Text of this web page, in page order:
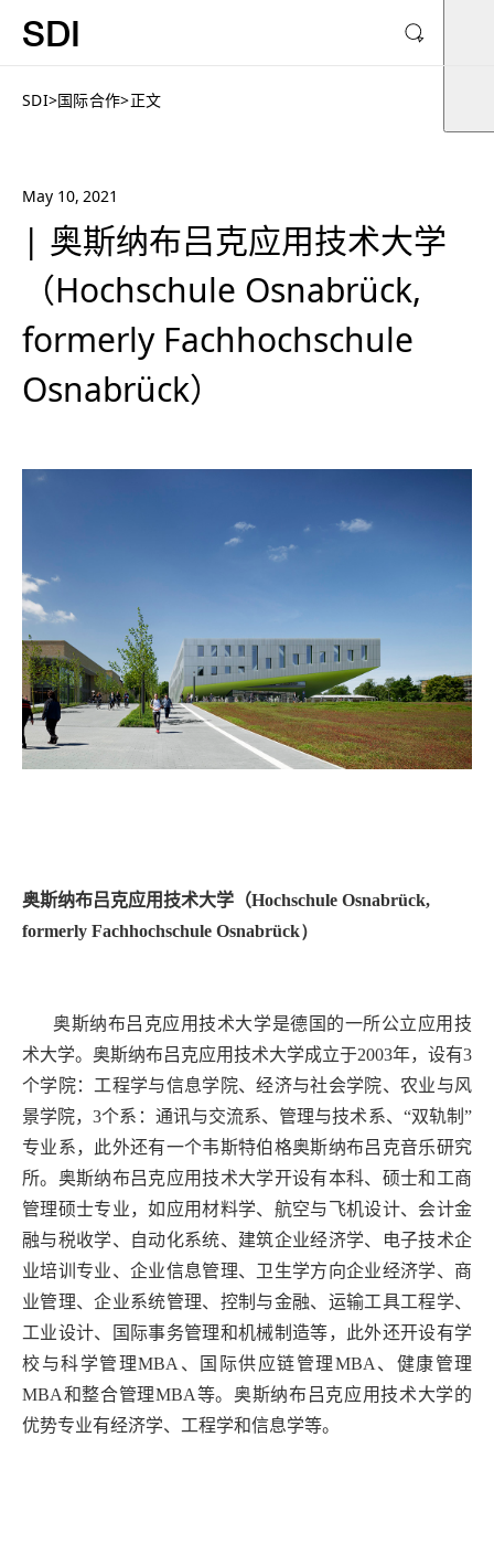
SDI
SDI>国际合作>正文
May 10, 2021
| 奥斯纳布吕克应用技术大学
（Hochschule Osnabrück,
formerly Fachhochschule
Osnabrück）
奥斯纳布吕克应用技术大学（Hochschule Osnabrück,
formerly Fachhochschule Osnabrück）
奥斯纳布吕克应用技术大学是德国的一所公立应用技
术大学。奥斯纳布吕克应用技术大学成立于2003年，设有3
个学院：工程学与信息学院、经济与社会学院、农业与风
景学院，3个系：通讯与交流系、管理与技术系、“双轨制”
专业系，此外还有一个韦斯特伯格奥斯纳布吕克音乐研究
所。奥斯纳布吕克应用技术大学开设有本科、硕士和工商
管理硕士专业，如应用材料学、航空与飞机设计、会计金
融与税收学、自动化系统、建筑企业经济学、电子技术企
业培训专业、企业信息管理、卫生学方向企业经济学、商
业管理、企业系统管理、控制与金融、运输工具工程学、
工业设计、国际事务管理和机械制造等，此外还开设有学
校与科学管理MBA、国际供应链管理MBA、健康管理
MBA和整合管理MBA等。奥斯纳布吕克应用技术大学的
优势专业有经济学、工程学和信息学等。